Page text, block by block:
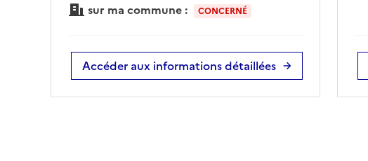
sur ma commune : CONCERNÉ
Accéder aux informations détaillées